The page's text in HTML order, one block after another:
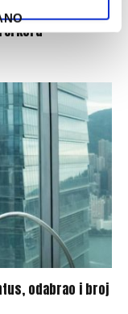
odabrao i broj